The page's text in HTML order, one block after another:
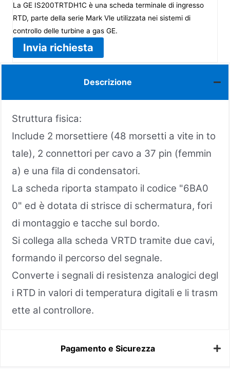
La GE IS200TRTDH1C è una scheda terminale di ingresso
RTD, parte della serie Mark Vle utilizzata nei sistemi di
controllo delle turbine a gas GE.
Invia richiesta
Descrizione
Struttura fisica:
Include 2 morsettiere (48 morsetti a vite in to
tale), 2 connettori per cavo a 37 pin (femmin
a) e una fila di condensatori.
La scheda riporta stampato il codice "6BA0
0" ed è dotata di strisce di schermatura, fori
di montaggio e tacche sul bordo.
Si collega alla scheda VRTD tramite due cavi,
formando il percorso del segnale.
Converte i segnali di resistenza analogici degl
i RTD in valori di temperatura digitali e li trasm
ette al controllore.
Pagamento e Sicurezza